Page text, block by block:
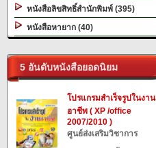
หนังสือลิขสิทธิ์สำนักพิมพ์ (395)
หนังสือหายาก (40)
5 อันดับหนังสือยอดนิยม
โปรแกรมสำเร็จรูปในงาน
อาชีพ ( XP /office
2007/2010 )
ศูนย์ส่งเสริมวิชาการ